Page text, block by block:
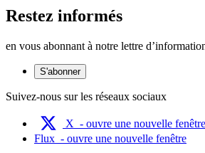
Restez informés
en vous abonnant à notre lettre
S'abonner
Suivez-nous sur les réseaux sociaux
X - ouvre une nouvelle fenêtre
Flux - ouvre une nouvelle fenêtre